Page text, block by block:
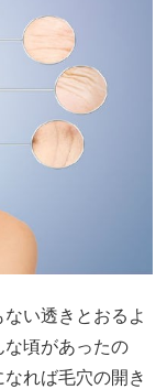
い透きとおるよ
な頃があったの
れば毛穴の開き